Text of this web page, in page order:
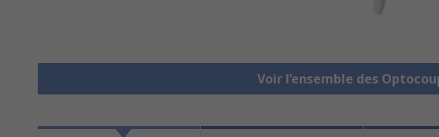
Voir l’ensemble des